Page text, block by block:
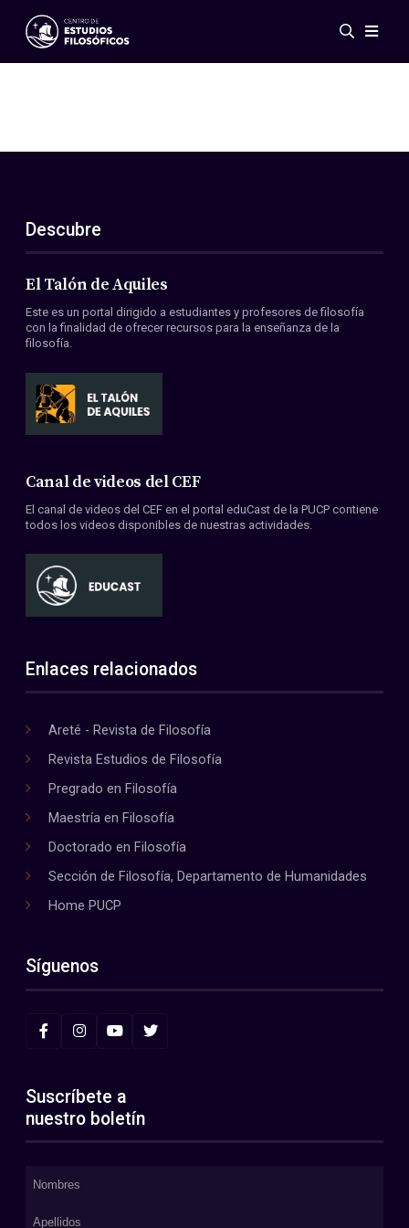
Eventos
ES
EN
Acerca de nosotros
Miembros
Convenios
Descubre
El Talón de Aquiles
Este es un portal dirigido a estudiantes y profesores de filosofía
con la finalidad de ofrecer recursos para la enseñanza de la
filosofía.
Canal de videos del CEF
El canal de videos del CEF en el portal eduCast de la PUCP contiene
todos los videos disponibles de nuestras actividades.
Enlaces relacionados
Areté - Revista de Filosofía
Revista Estudios de Filosofía
Pregrado en Filosofía
Maestría en Filosofía
Doctorado en Filosofía
Sección de Filosofía, Departamento de Humanidades
Home PUCP
Síguenos
Suscríbete a
nuestro boletín